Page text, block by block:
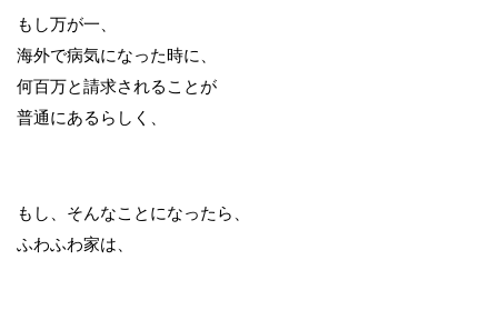
もし万が一、
海外で病気になった時に、
何百万と請求されることが
普通にあるらしく、
もし、そんなことになったら、
ふわふわ家は、